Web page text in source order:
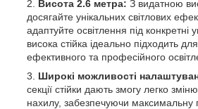
Висота 2.6 метра: З видатною
досягайте унікальних світлових
адаптуйте освітлення під конкретні
висока стійка ідеально підходить
ефективного та професійного
Широкі можливості
секції стійки дають змогу легко
нахилу, забезпечуючи максимальну